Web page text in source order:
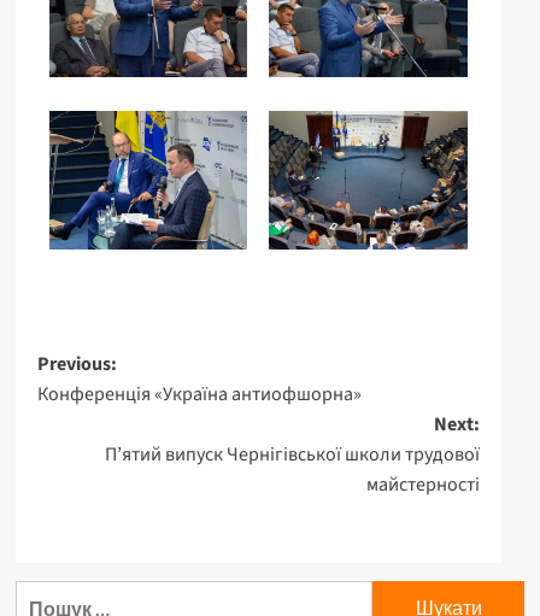
Previous:
Конференція «Україна антиофшорна»
Next:
П’ятий випуск Чернігівської школи трудової
майстерності